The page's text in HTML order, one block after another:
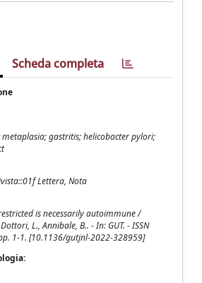
Scheda completa
gastritis; helicobacter pylori;
Lettera, Nota
is necessarily autoimmune /
L., Annibale, B.. - In: GUT. - ISSN
1-1. [10.1136/gutjnl-2022-328959]